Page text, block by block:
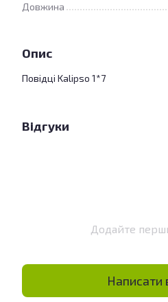
Довжина
Опис
Повідці Kalipso 1*7
Відгуки
Додайте
Написати